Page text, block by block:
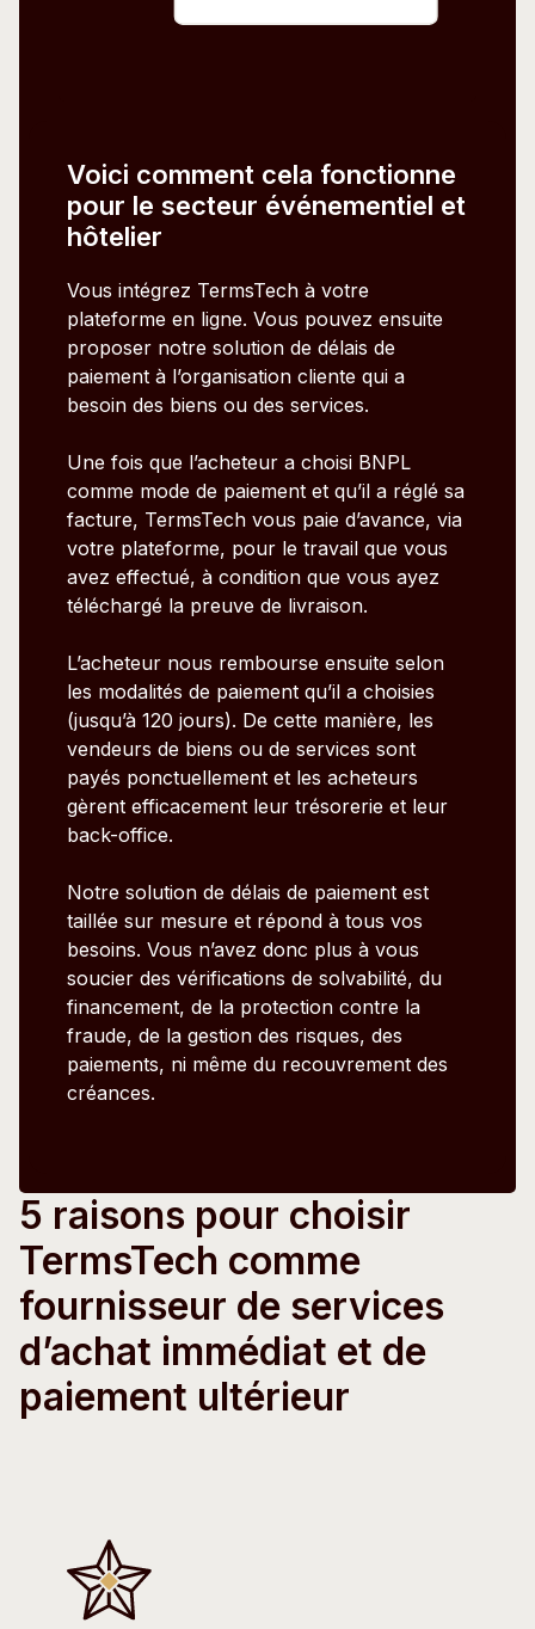
Voici comment cela fonctionne
pour le secteur événementiel et
hôtelier
Vous intégrez TermsTech à votre
plateforme en ligne. Vous pouvez ensuite
proposer notre solution de délais de
paiement à l’organisation cliente qui a
besoin des biens ou des services.
Une fois que l’acheteur a choisi BNPL
comme mode de paiement et qu’il a réglé sa
facture, TermsTech vous paie d’avance, via
votre plateforme, pour le travail que vous
avez effectué, à condition que vous ayez
téléchargé la preuve de livraison.
L’acheteur nous rembourse ensuite selon
les modalités de paiement qu’il a choisies
(jusqu’à 120 jours). De cette manière, les
vendeurs de biens ou de services sont
payés ponctuellement et les acheteurs
gèrent efficacement leur trésorerie et leur
back-office.
Notre solution de délais de paiement est
taillée sur mesure et répond à tous vos
besoins. Vous n’avez donc plus à vous
soucier des vérifications de solvabilité, du
financement, de la protection contre la
fraude, de la gestion des risques, des
paiements, ni même du recouvrement des
créances.
5 raisons pour choisir
TermsTech comme
fournisseur de services
d’achat immédiat et de
paiement ultérieur